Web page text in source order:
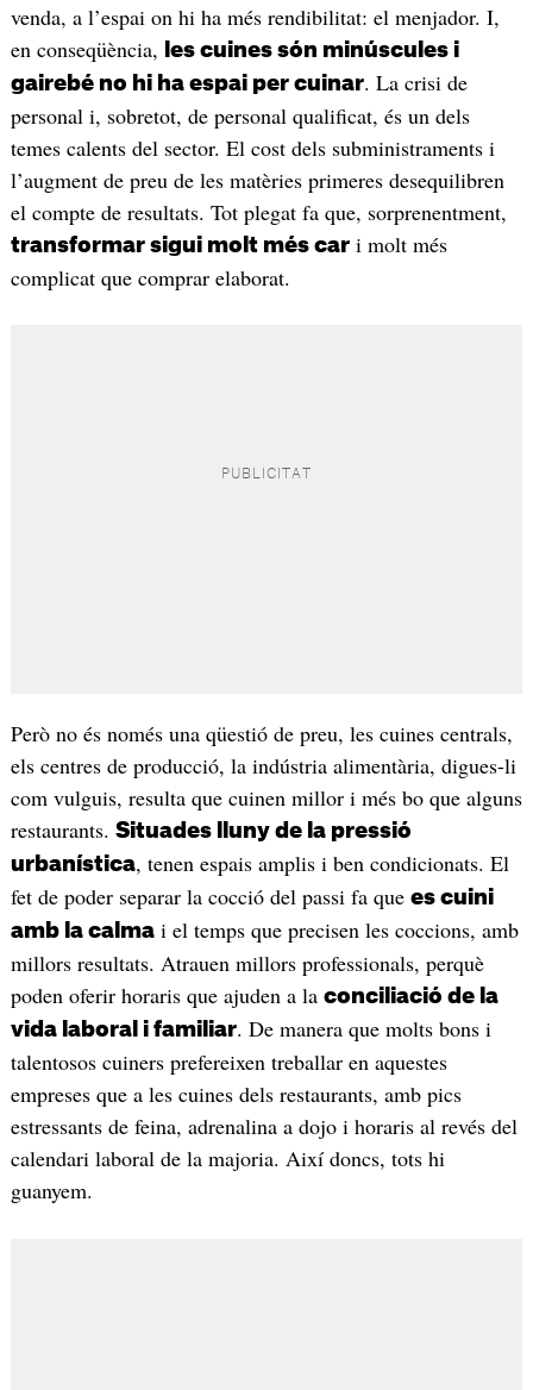
venda, a l’espai on hi ha més rendibilitat: el menjador. I,
en conseqüència,
les cuines són minúscules i
gairebé no hi ha espai per cuinar. La crisi de
personal i, sobretot, de personal qualificat, és un dels
temes calents del sector. El cost dels subministraments i
l’augment de preu de les matèries primeres desequilibren
el compte de resultats. Tot plegat fa que, sorprenentment,
transformar sigui molt més cari molt més
complicat que comprar elaborat.
Però no és només una qüestió de preu, les cuines centrals,
els centres de producció, la indústria alimentària, digues-li
com vulguis, resulta que cuinen millor i més bo que alguns
restaurants. Situades lluny de la pressió
urbanística, tenen espais amplis i ben condicionats. El
fet de poder separar la cocció del passi fa que es cuini
amb la calmai el temps que precisen les coccions, amb
millors resultats. Atrauen millors professionals, perquè
poden oferir horaris que ajuden a la conciliació de la
vida laboral i familiar. De manera que molts bons i
talentosos cuiners prefereixen treballar en aquestes
empreses que a les cuines dels restaurants, amb pics
estressants de feina, adrenalina a dojo i horaris al revés del
calendari laboral de la majoria. Així doncs, tots hi
guanyem.